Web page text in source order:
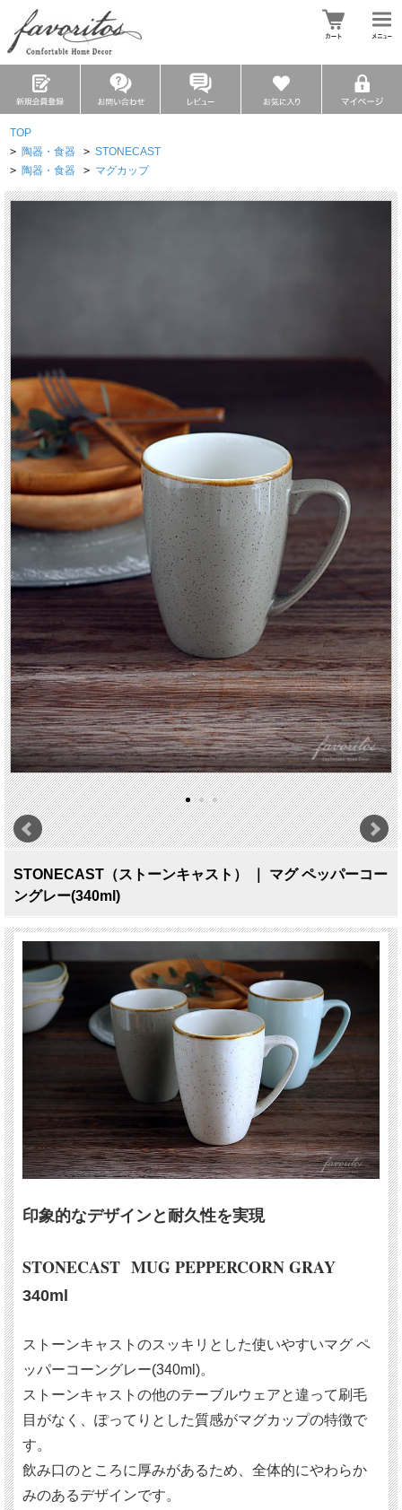
TOP
> 陶器・食器 > STONECAST
> 陶器・食器 > マグカップ
STONECAST（ストーンキャスト） ｜ マグ ペッパーコー
ングレー(340ml)
印象的なデザインと耐久性を実現
STONECAST MUG PEPPERCORN GRAY
340ml
ストーンキャストのスッキリとした使いやすいマグ ペ
ッパーコーングレー(340ml)。
ストーンキャストの他のテーブルウェアと違って刷毛
目がなく、ぽってりとした質感がマグカップの特徴で
す。
飲み口のところに厚みがあるため、全体的にやわらか
みのあるデザインです。